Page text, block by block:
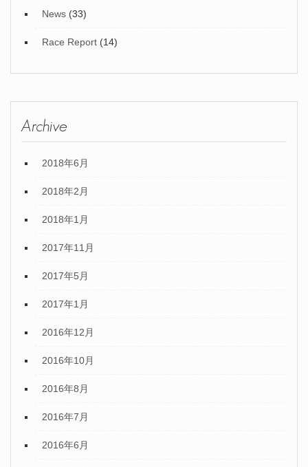
News (33)
Race Report (14)
Archive
2018年6月
2018年2月
2018年1月
2017年11月
2017年5月
2017年1月
2016年12月
2016年10月
2016年8月
2016年7月
2016年6月